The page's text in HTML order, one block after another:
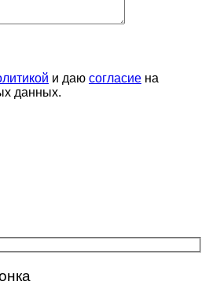
и даю согласие на
данных.